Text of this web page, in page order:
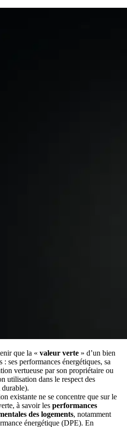
que la « valeur verte » d’un bien
: ses performances énergétiques, sa
vertueuse par son propriétaire ou
utilisation dans le respect des
existante ne se concentre que sur le
à savoir les performances
des logements, notamment
énergétique (DPE). En